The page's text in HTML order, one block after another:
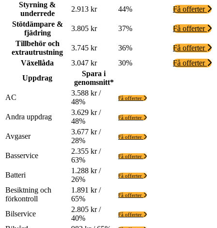
Styrning &
underrede
2.913 kr 44%
Få offerter
Stötdämpare &
fjädring
3.805 kr 37%
Få offerter
Tillbehör och
extrautrustning
3.745 kr 36%
Få offerter
Växellåda
3.047 kr 30%
Få offerter
Uppdrag
Spara i
genomsnitt*
AC
3.588 kr /
48%
Få offerter
Andra uppdrag
3.629 kr /
48%
Få offerter
Avgaser
3.677 kr /
28%
Få offerter
Basservice
2.355 kr /
63%
Få offerter
Batteri
1.288 kr /
26%
Få offerter
Besiktning och
förkontroll
1.891 kr /
65%
Få offerter
Bilservice
2.805 kr /
40%
Få offerter